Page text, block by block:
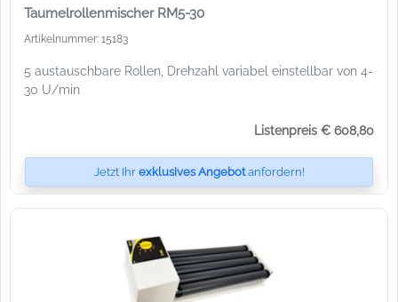
Taumelrollenmischer RM5-30
Artikelnummer: 15183
5 austauschbare Rollen, Drehzahl variabel einstellbar von 4-
30 U/min
Listenpreis € 608,80
Jetzt Ihr exklusives Angebotanfordern!